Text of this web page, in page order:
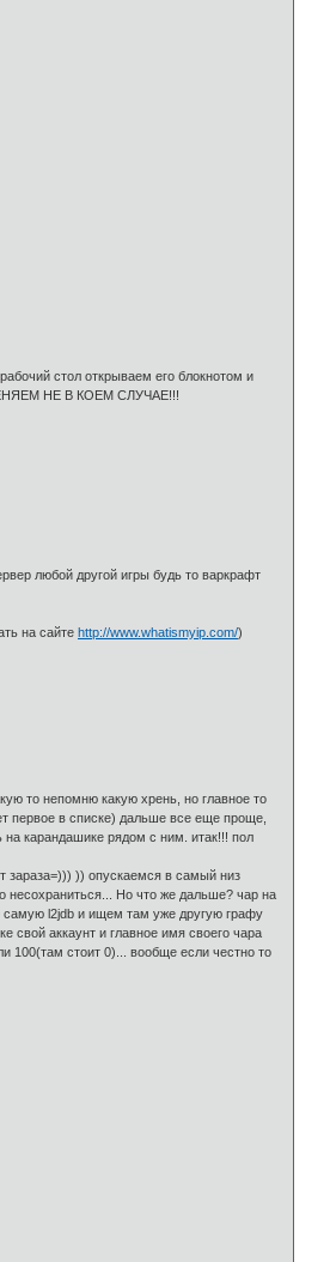
стол открываем его блокнотом и
НЕ В КОЕМ СЛУЧАЕ!!!
любой другой игры будь то варкрафт
на сайтеhttp://www.whatismyip.com/)
то непомню какую хрень, но главное то
первое в списке) дальше все еще проще,
на карандашике рядом с ним. итак!!! пол
зараза=))) )) опускаемся в самый низ
несохраниться... Но что же дальше? чар на
самую l2jdb и ищем там уже другую графу
аккаунт и главное имя своего чара
100(там стоит 0)... вообще если честно то